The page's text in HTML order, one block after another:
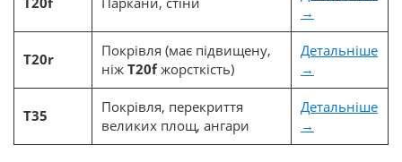
→
Т20r Покрівля (має підвищену,
ніж Т20fжорсткість)
Детальніше
→
Т35
Покрівля, перекриття
великих площ, ангари
Детальніше
→